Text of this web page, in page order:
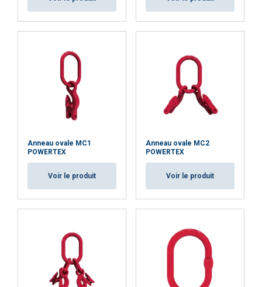
Anneau ovale MC1
POWERTEX
Voir le produit
Anneau ovale MC2
POWERTEX
Voir le produit